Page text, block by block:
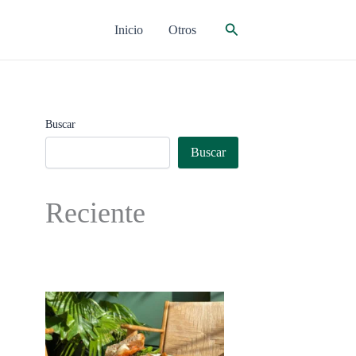
Inicio Otros Buscar
Buscar
Buscar
Reciente